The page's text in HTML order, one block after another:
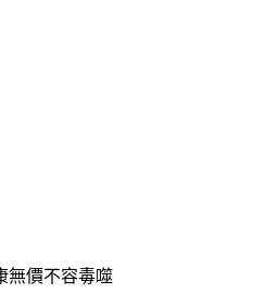
無價不容毒噬